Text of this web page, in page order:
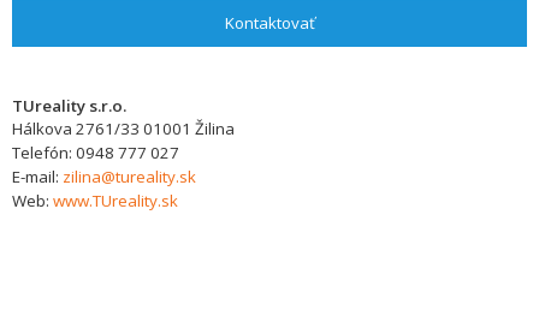
Kontaktovať
TUreality s.r.o.
Hálkova 2761/33 01001 Žilina
Telefón: 0948 777 027
E-mail: zilina@tureality.sk
Web: www.TUreality.sk